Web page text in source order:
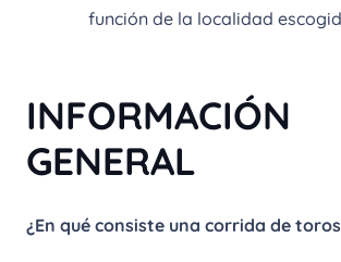
función de la localidad
INFORMACIÓN
GENERAL
¿En qué consiste una corrida de